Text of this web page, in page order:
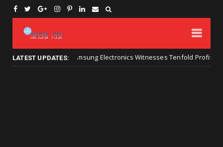
LATEST UPDATES:
তথ্য প্রযুক্তির Samsung Electronics Witnesses Tenfold Profit Surge